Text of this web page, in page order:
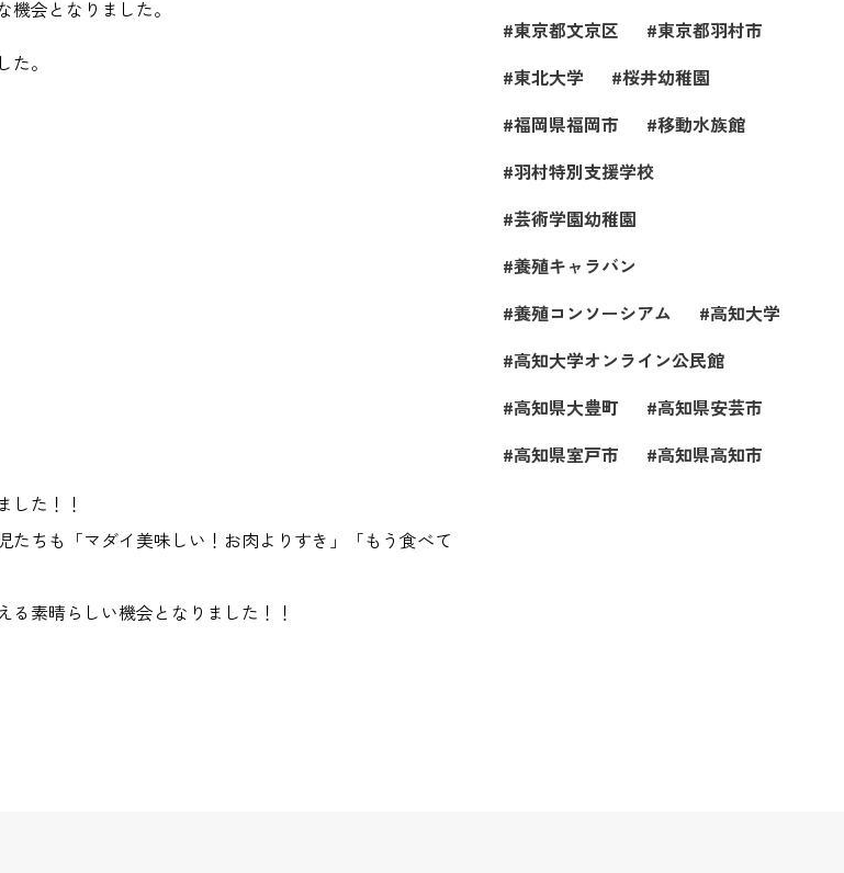
会となりました。
。
した！！
ちも「マダイ美味しい！お肉よりすき」「もう食べて
素晴らしい機会となりました！！
東京都文京区
東京都羽村市
東北大学
桜井幼稚園
福岡県福岡市
移動水族館
羽村特別支援学校
芸術学園幼稚園
養殖キャラバン
養殖コンソーシアム
高知大学
高知大学オンライン公民館
高知県大豊町
高知県安芸市
高知県室戸市
高知県高知市